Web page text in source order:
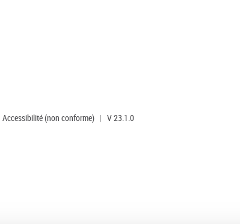
Accessibilité (non conforme) | V 23.1.0